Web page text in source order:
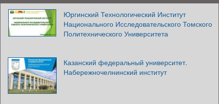
Юргинский Технологический Институт
Национального Исследовательского Томского
Политехнического Университета
Казанский федеральный университет.
Набережночелнинский институт